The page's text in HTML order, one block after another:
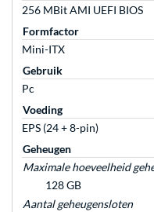
256 MBit AMI UEFI BIOS
Formfactor
Mini-ITX
Gebruik
Pc
Voeding
EPS (24 + 8-pin)
Geheugen
Maximale hoeveelheid
128 GB
Aantal geheugensloten